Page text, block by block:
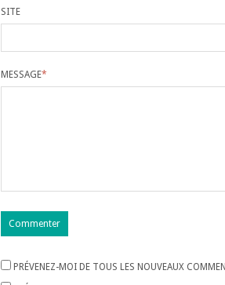
SITE
MESSAGE*
PRÉVENEZ-MOI DE TOUS LES NOUVEAUX